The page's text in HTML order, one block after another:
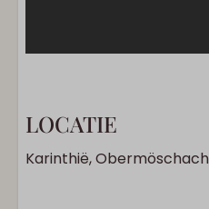
LOCATIE
Karinthië, Obermöschach